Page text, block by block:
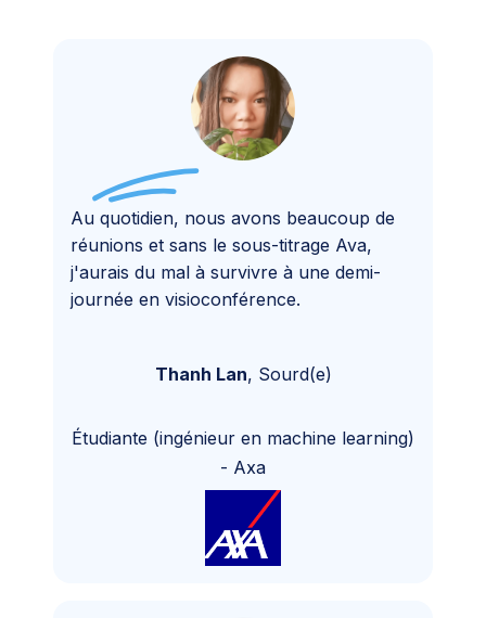
Au quotidien, nous avons beaucoup de
réunions et sans le sous-titrage Ava,
j'aurais du mal à survivre à une demi-
journée en visioconférence.
Thanh Lan, Sourd(e)
Étudiante (ingénieur en machine learning)
- Axa